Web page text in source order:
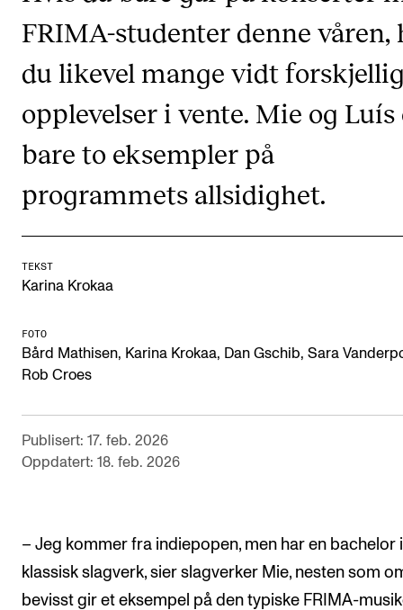
CERM
CREMAH
NordART
Publikasjoner
INTERNASJONALT
Internasjonal strategi
Samarbeidsprosjekter
IN.TUNE
Arrangementer og konserter
Nyheter og historier
Ledige stillinger
FRIMA-studenter denne våren,
du likevel mange vidt
opplevelser i vente. Mie og Luís
bare to eksempler på
programmets allsidighet.
TEKST
Karina Krokaa
FOTO
Bård Mathisen, Karina Krokaa, Dan Gschib, Sara
Rob Croes
Publisert: 17. feb. 2026
Oppdatert: 18. feb. 2026
– Jeg kommer fra indiepopen, men har en bachelor i
klassisk slagverk, sier slagverker Mie, nesten som
bevisst gir et eksempel på den typiske FRIMA-